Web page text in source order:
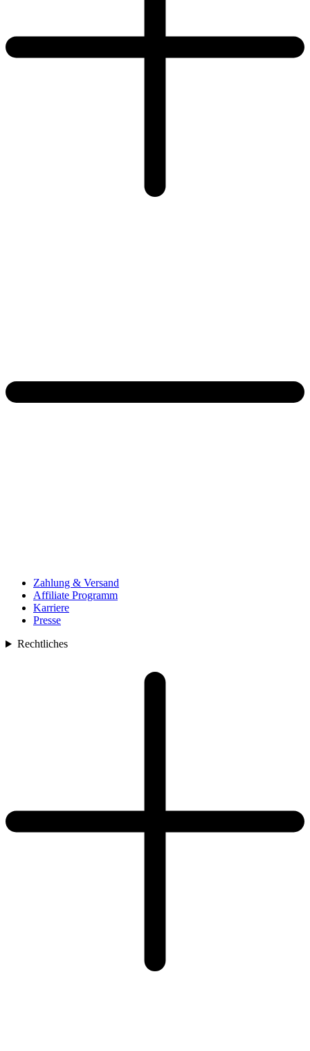
Zahlung & Versand
Affiliate Programm
Karriere
Presse
Rechtliches